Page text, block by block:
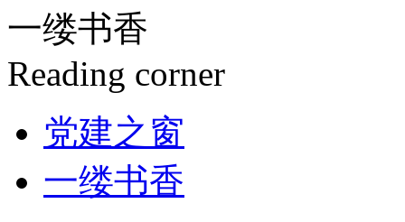
一缕书香
Reading corner
党建之窗
一缕书香